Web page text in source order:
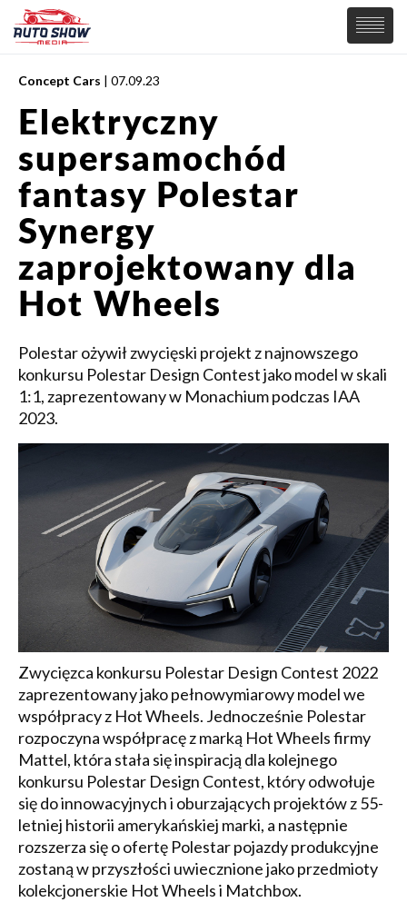
PREMIERY
SAMOCHODY
Wiadomości
Supersamochody
Samochody Koncepcyjne
Tuning
Elektryczne
MOTORSPORT
Concept Cars | 07.09.23
Elektryczny
supersamochód
fantasy Polestar
Synergy
zaprojektowany dla
Hot Wheels
Polestar ożywił zwycięski projekt z najnowszego
konkursu Polestar Design Contest jako model w skali
1:1, zaprezentowany w Monachium podczas IAA
2023.
Zwycięzca konkursu Polestar Design Contest 2022
zaprezentowany jako pełnowymiarowy model we
współpracy z Hot Wheels. Jednocześnie Polestar
rozpoczyna współpracę z marką Hot Wheels firmy
Mattel, która stała się inspiracją dla kolejnego
konkursu Polestar Design Contest, który odwołuje
się do innowacyjnych i oburzających projektów z 55-
letniej historii amerykańskiej marki, a następnie
rozszerza się o ofertę Polestar pojazdy produkcyjne
zostaną w przyszłości uwiecznione jako przedmioty
kolekcjonerskie Hot Wheels i Matchbox.